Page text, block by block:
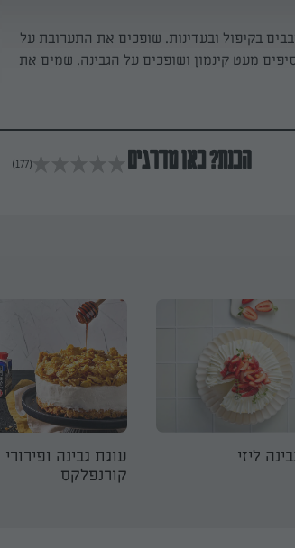
בקיפול ובעדינות. שופכים את התערובת על
מעט קינמון ושופכים על הגבינה. שמים את
הכנת? כאן מדרגים (177)
ליזי
עוגת גבינה ופירורי
קורנפלקס